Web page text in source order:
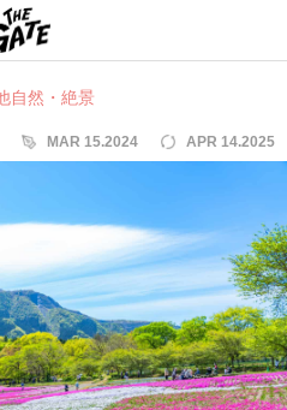
自然・絶景
MAR 15.2024 APR 14.2025